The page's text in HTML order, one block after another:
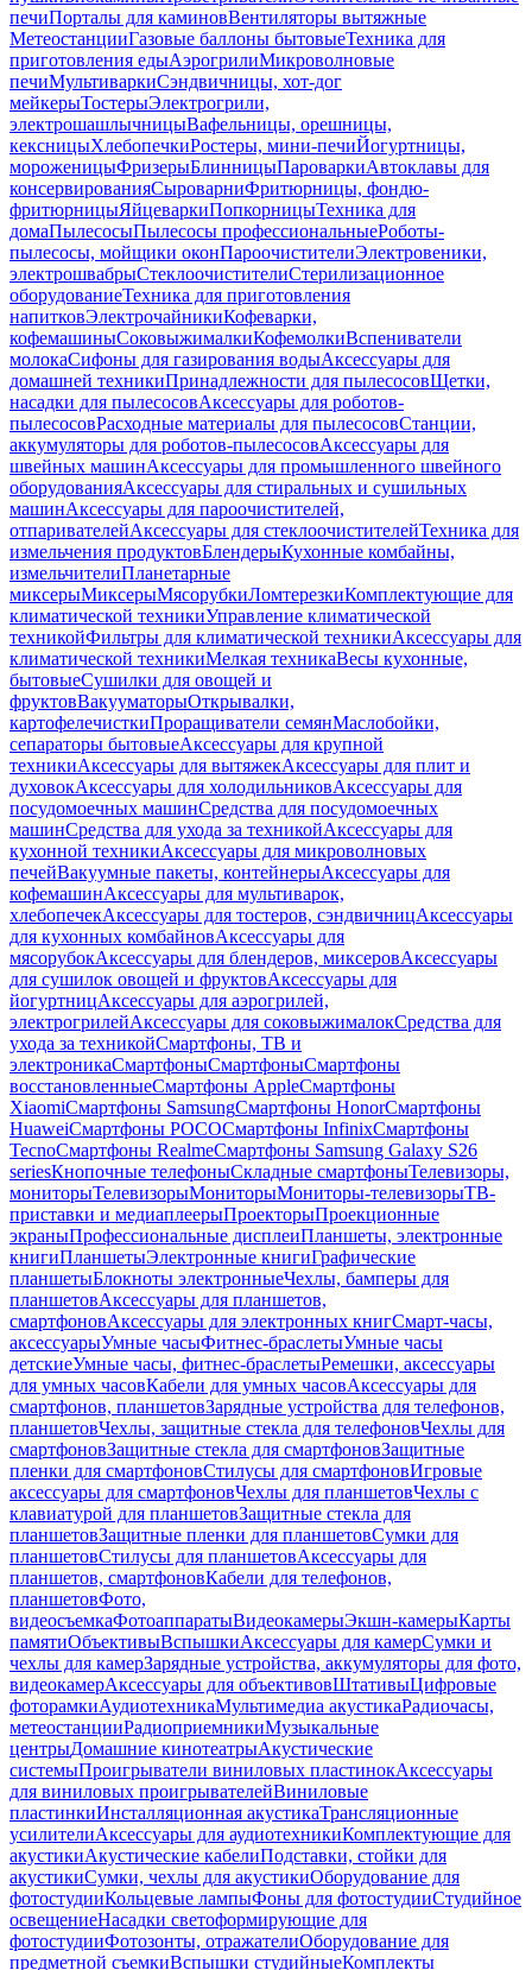
печиПорталы для каминовВентиляторы вытяжные
МетеостанцииГазовые баллоны бытовыеТехника для
приготовления едыАэрогрилиМикроволновые
печиМультиваркиСэндвичницы, хот-дог
мейкерыТостерыЭлектрогрили,
электрошашлычницыВафельницы, орешницы,
кексницыХлебопечкиРостеры, мини-печиЙогуртницы,
мороженицыФризерыБлинницыПароваркиАвтоклавы для
консервированияСыроварниФритюрницы, фондю-
фритюрницыЯйцеваркиПопкорницыТехника для
домаПылесосыПылесосы профессиональныеРоботы-
пылесосы, мойщики оконПароочистителиЭлектровеники,
электрошвабрыСтеклоочистителиСтерилизационное
оборудованиеТехника для приготовления
напитковЭлектрочайникиКофеварки,
кофемашиныСоковыжималкиКофемолкиВспениватели
молокаСифоны для газирования водыАксессуары для
домашней техникиПринадлежности для пылесосовЩетки,
насадки для пылесосовАксессуары для роботов-
пылесосовРасходные материалы для пылесосовСтанции,
аккумуляторы для роботов-пылесосовАксессуары для
швейных машинАксессуары для промышленного швейного
оборудованияАксессуары для стиральных и сушильных
машинАксессуары для пароочистителей,
отпаривателейАксессуары для стеклоочистителейТехника для
измельчения продуктовБлендерыКухонные комбайны,
измельчителиПланетарные
миксерыМиксерыМясорубкиЛомтерезкиКомплектующие для
климатической техникиУправление климатической
техникойФильтры для климатической техникиАксессуары для
климатической техникиМелкая техникаВесы кухонные,
бытовыеСушилки для овощей и
фруктовВакууматорыОткрывалки,
картофелечисткиПроращиватели семянМаслобойки,
сепараторы бытовыеАксессуары для крупной
техникиАксессуары для вытяжекАксессуары для плит и
духовокАксессуары для холодильниковАксессуары для
посудомоечных машинСредства для посудомоечных
машинСредства для ухода за техникойАксессуары для
кухонной техникиАксессуары для микроволновых
печейВакуумные пакеты, контейнерыАксессуары для
кофемашинАксессуары для мультиварок,
хлебопечекАксессуары для тостеров, сэндвичницАксессуары
для кухонных комбайновАксессуары для
мясорубокАксессуары для блендеров, миксеровАксессуары
для сушилок овощей и фруктовАксессуары для
йогуртницАксессуары для аэрогрилей,
электрогрилейАксессуары для соковыжималокСредства для
ухода за техникойСмартфоны, ТВ и
электроникаСмартфоныСмартфоныСмартфоны
восстановленныеСмартфоны AppleСмартфоны
XiaomiСмартфоны SamsungСмартфоны HonorСмартфоны
HuaweiСмартфоны POCOСмартфоны InfinixСмартфоны
TecnoСмартфоны RealmeСмартфоны Samsung Galaxy S26
seriesКнопочные телефоныСкладные смартфоныТелевизоры,
мониторыТелевизорыМониторыМониторы-телевизорыТВ-
приставки и медиаплеерыПроекторыПроекционные
экраныПрофессиональные дисплеиПланшеты, электронные
книгиПланшетыЭлектронные книгиГрафические
планшетыБлокноты электронныеЧехлы, бамперы для
планшетовАксессуары для планшетов,
смартфоновАксессуары для электронных книгСмарт-часы,
аксессуарыУмные часыФитнес-браслетыУмные часы
детскиеУмные часы, фитнес-браслетыРемешки, аксессуары
для умных часовКабели для умных часовАксессуары для
смартфонов, планшетовЗарядные устройства для телефонов,
планшетовЧехлы, защитные стекла для телефоновЧехлы для
смартфоновЗащитные стекла для смартфоновЗащитные
пленки для смартфоновСтилусы для смартфоновИгровые
аксессуары для смартфоновЧехлы для планшетовЧехлы с
клавиатурой для планшетовЗащитные стекла для
планшетовЗащитные пленки для планшетовСумки для
планшетовСтилусы для планшетовАксессуары для
планшетов, смартфоновКабели для телефонов,
планшетовФото,
видеосъемкаФотоаппаратыВидеокамерыЭкшн-камерыКарты
памятиОбъективыВспышкиАксессуары для камерСумки и
чехлы для камерЗарядные устройства, аккумуляторы для фото,
видеокамерАксессуары для объективовШтативыЦифровые
фоторамкиАудиотехникаМультимедиа акустикаРадиочасы,
метеостанцииРадиоприемникиМузыкальные
центрыДомашние кинотеатрыАкустические
системыПроигрыватели виниловых пластинокАксессуары
для виниловых проигрывателейВиниловые
пластинкиИнсталляционная акустикаТрансляционные
усилителиАксессуары для аудиотехникиКомплектующие для
акустикиАкустические кабелиПодставки, стойки для
акустикиСумки, чехлы для акустикиОборудование для
фотостудииКольцевые лампыФоны для фотостудииСтудийное
освещениеНасадки светоформирующие для
фотостудииФотозонты, отражателиОборудование для
предметной съемкиВспышки студийныеКомплекты